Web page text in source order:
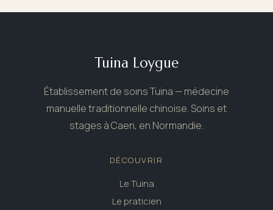
Tuina Loygue
Établissement de soins Tuina — médecine
manuelle traditionnelle chinoise. Soins et
stages à Caen, en Normandie.
DÉCOUVRIR
Le Tuina
Le praticien